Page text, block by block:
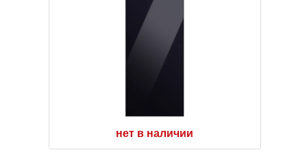
нет в наличии